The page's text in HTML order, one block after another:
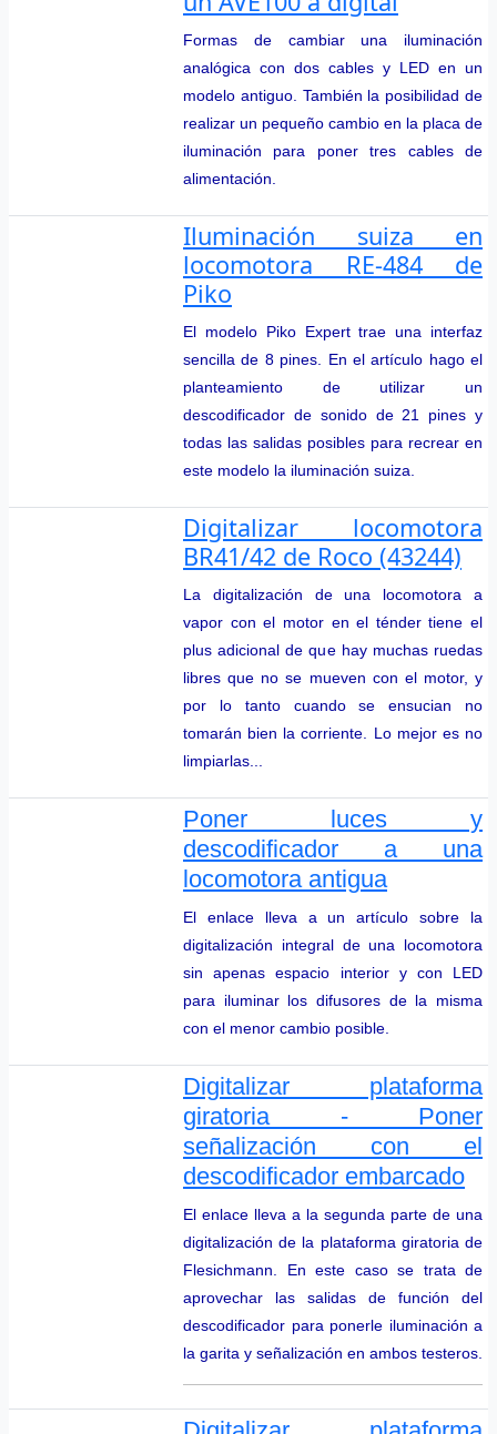
Formas de cambiar una iluminación
analógica con dos cables y LED en un
modelo antiguo. También la posibilidad de
realizar un pequeño cambio en la placa de
iluminación para poner tres cables de
alimentación.
Iluminación suiza en
locomotora RE-484 de
Piko
El modelo Piko Expert trae una interfaz
sencilla de 8 pines. En el artículo hago el
planteamiento de utilizar un
descodificador de sonido de 21 pines y
todas las salidas posibles para recrear en
este modelo la iluminación suiza.
Digitalizar locomotora
BR41/42 de Roco (43244)
La digitalización de una locomotora a
vapor con el motor en el ténder tiene el
plus adicional de que hay muchas ruedas
libres que no se mueven con el motor, y
por lo tanto cuando se ensucian no
tomarán bien la corriente. Lo mejor es no
limpiarlas...
Poner luces y
descodificador a una
locomotora antigua
El enlace lleva a un artículo sobre la
digitalización integral de una locomotora
sin apenas espacio interior y con LED
para iluminar los difusores de la misma
con el menor cambio posible.
Digitalizar plataforma
giratoria - Poner
señalización con el
descodificador embarcado
El enlace lleva a la segunda parte de una
digitalización de la plataforma giratoria de
Flesichmann. En este caso se trata de
aprovechar las salidas de función del
descodificador para ponerle iluminación a
la garita y señalización en ambos testeros.